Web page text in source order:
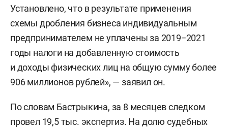
Установлено, что в результате применения
схемы дробления бизнеса индивидуальным
предпринимателем не уплачены за 2019−2021
годы налоги на добавленную стоимость
и доходы физических лиц на общую сумму более
906 миллионов рублей», — заявил он.
По словам Бастрыкина, за 8 месяцев следком
провел 19,5 тыс. экспертиз. На долю судебных